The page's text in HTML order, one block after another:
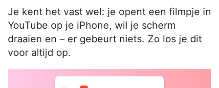
Je kent het vast wel: je opent een filmpje in
YouTube op je iPhone, wil je scherm
draaien en – er gebeurt niets. Zo los je dit
voor altijd op.